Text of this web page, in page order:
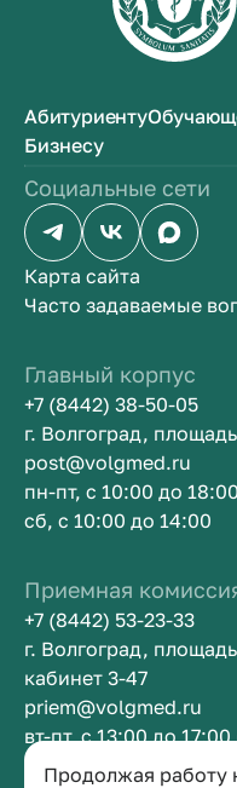
Продолжая
Абитуриенту
Бизнесу
Социальные сети
Карта сайта
Часто задаваемые
Главный корпус
+7 (8442) 38-50-05
г. Волгоград,
post@volgmed.ru
пн-пт, с 10:00 до 18:00
сб, с 10:00 до 14:00
Приемная
+7 (8442) 53-23-33
г. Волгоград,
кабинет 3-47
priem@volgmed.ru
вт-пт, с 13:00 до